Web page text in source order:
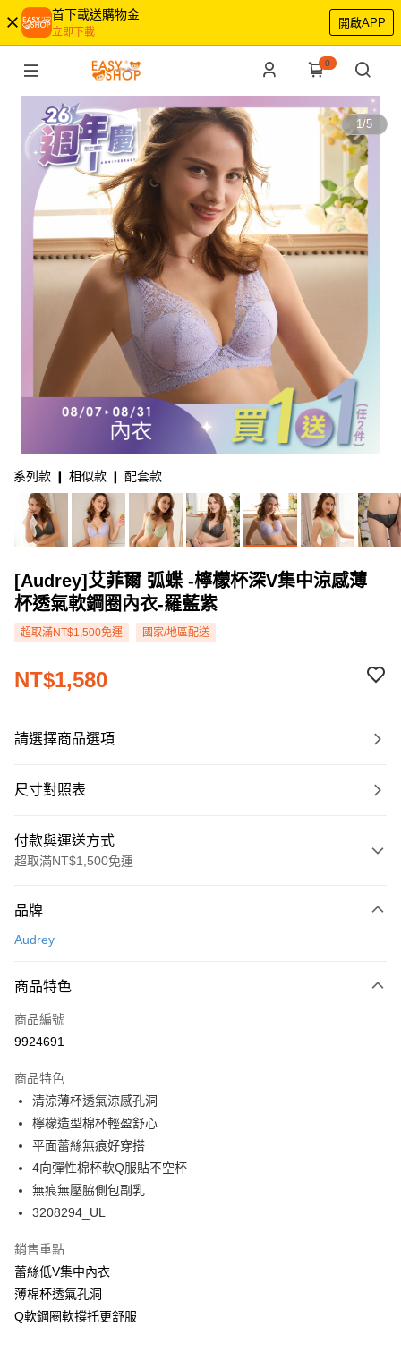
首下載送購物金
立即下載
開啟APP
0
1/5
系列款 ❙ 相似款 ❙ 配套款
[Audrey]艾菲爾 弧蝶 -檸檬杯深V集中涼感薄
杯透氣軟鋼圈內衣-羅藍紫
超取滿NT$1,500免運 國家/地區配送
NT$1,580
請選擇商品選項
尺寸對照表
付款與運送方式
超取滿NT$1,500免運
信用卡一次付款
LINE Pay
Apple Pay
Google Pay
全支付
全盈+PAY
AFTEE先享後付
相關說明
AFTEE先享後付是「在收到商品之後才付款」的支付方式。 讓您購物簡單
１．簡單：不需註冊會員、不需綁卡、不需儲值。
２．便利：只要手機號碼，簡訊認證，即可結帳。
３．安心：先確認商品／服務後，再付款。
ATM付款
運送方式
全家取付
品牌
Audrey
商品特色
商品編號
9924691
商品特色
清涼薄杯透氣涼感孔洞
檸檬造型棉杯輕盈舒心
平面蕾絲無痕好穿搭
4向彈性棉杯軟Q服貼不空杯
無痕無壓脇側包副乳
3208294_UL
銷售重點
蕾絲低V集中內衣
薄棉杯透氣孔洞
Q軟鋼圈軟撐托更舒服